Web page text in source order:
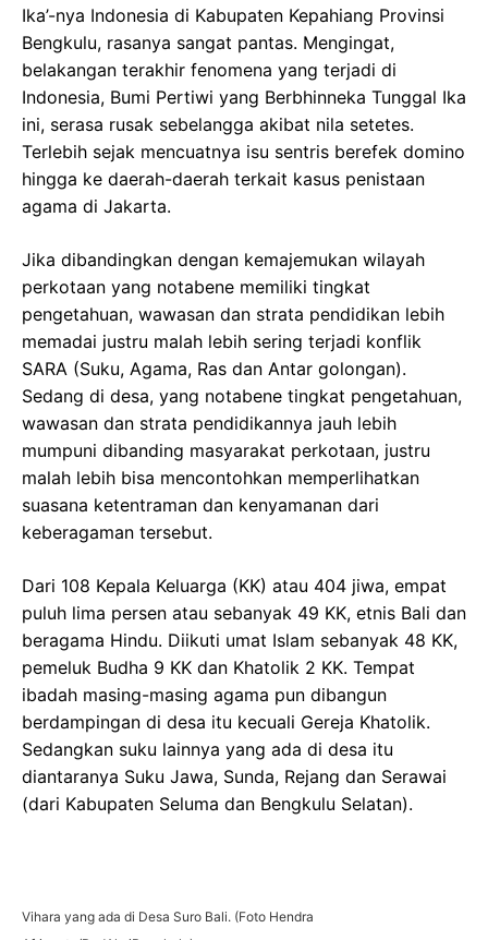
Ika’-nya Indonesia di Kabupaten Kepahiang Provinsi
Bengkulu, rasanya sangat pantas. Mengingat,
belakangan terakhir fenomena yang terjadi di
Indonesia, Bumi Pertiwi yang Berbhinneka Tunggal Ika
ini, serasa rusak sebelangga akibat nila setetes.
Terlebih sejak mencuatnya isu sentris berefek domino
hingga ke daerah-daerah terkait kasus penistaan
agama di Jakarta.
Jika dibandingkan dengan kemajemukan wilayah
perkotaan yang notabene memiliki tingkat
pengetahuan, wawasan dan strata pendidikan lebih
memadai justru malah lebih sering terjadi konflik
SARA (Suku, Agama, Ras dan Antar golongan).
Sedang di desa, yang notabene tingkat pengetahuan,
wawasan dan strata pendidikannya jauh lebih
mumpuni dibanding masyarakat perkotaan, justru
malah lebih bisa mencontohkan memperlihatkan
suasana ketentraman dan kenyamanan dari
keberagaman tersebut.
Dari 108 Kepala Keluarga (KK) atau 404 jiwa, empat
puluh lima persen atau sebanyak 49 KK, etnis Bali dan
beragama Hindu. Diikuti umat Islam sebanyak 48 KK,
pemeluk Budha 9 KK dan Khatolik 2 KK. Tempat
ibadah masing-masing agama pun dibangun
berdampingan di desa itu kecuali Gereja Khatolik.
Sedangkan suku lainnya yang ada di desa itu
diantaranya Suku Jawa, Sunda, Rejang dan Serawai
(dari Kabupaten Seluma dan Bengkulu Selatan).
Vihara yang ada di Desa Suro Bali. (Foto Hendra